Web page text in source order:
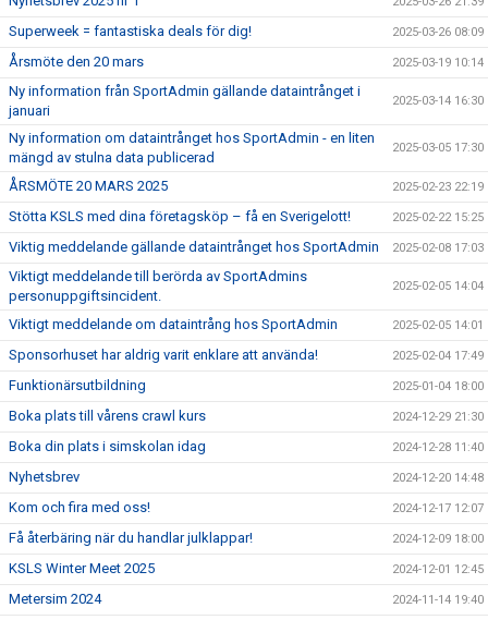
Superweek = fantastiska deals för dig! 2025-03-26 08:09
Årsmöte den 20 mars 2025-03-19 10:14
Ny information från SportAdmin gällande dataintrånget i
januari
2025-03-14 16:30
Ny information om dataintrånget hos SportAdmin - en liten
mängd av stulna data publicerad
2025-03-05 17:30
ÅRSMÖTE 20 MARS 2025 2025-02-23 22:19
Stötta KSLS med dina företagsköp – få en Sverigelott! 2025-02-22 15:25
Viktig meddelande gällande dataintrånget hos SportAdmin 2025-02-08 17:03
Viktigt meddelande till berörda av SportAdmins
personuppgiftsincident.
2025-02-05 14:04
Viktigt meddelande om dataintrång hos SportAdmin 2025-02-05 14:01
Sponsorhuset har aldrig varit enklare att använda! 2025-02-04 17:49
Funktionärsutbildning 2025-01-04 18:00
Boka plats till vårens crawl kurs 2024-12-29 21:30
Boka din plats i simskolan idag 2024-12-28 11:40
Nyhetsbrev 2024-12-20 14:48
Kom och fira med oss! 2024-12-17 12:07
Få återbäring när du handlar julklappar! 2024-12-09 18:00
KSLS Winter Meet 2025 2024-12-01 12:45
Metersim 2024 2024-11-14 19:40